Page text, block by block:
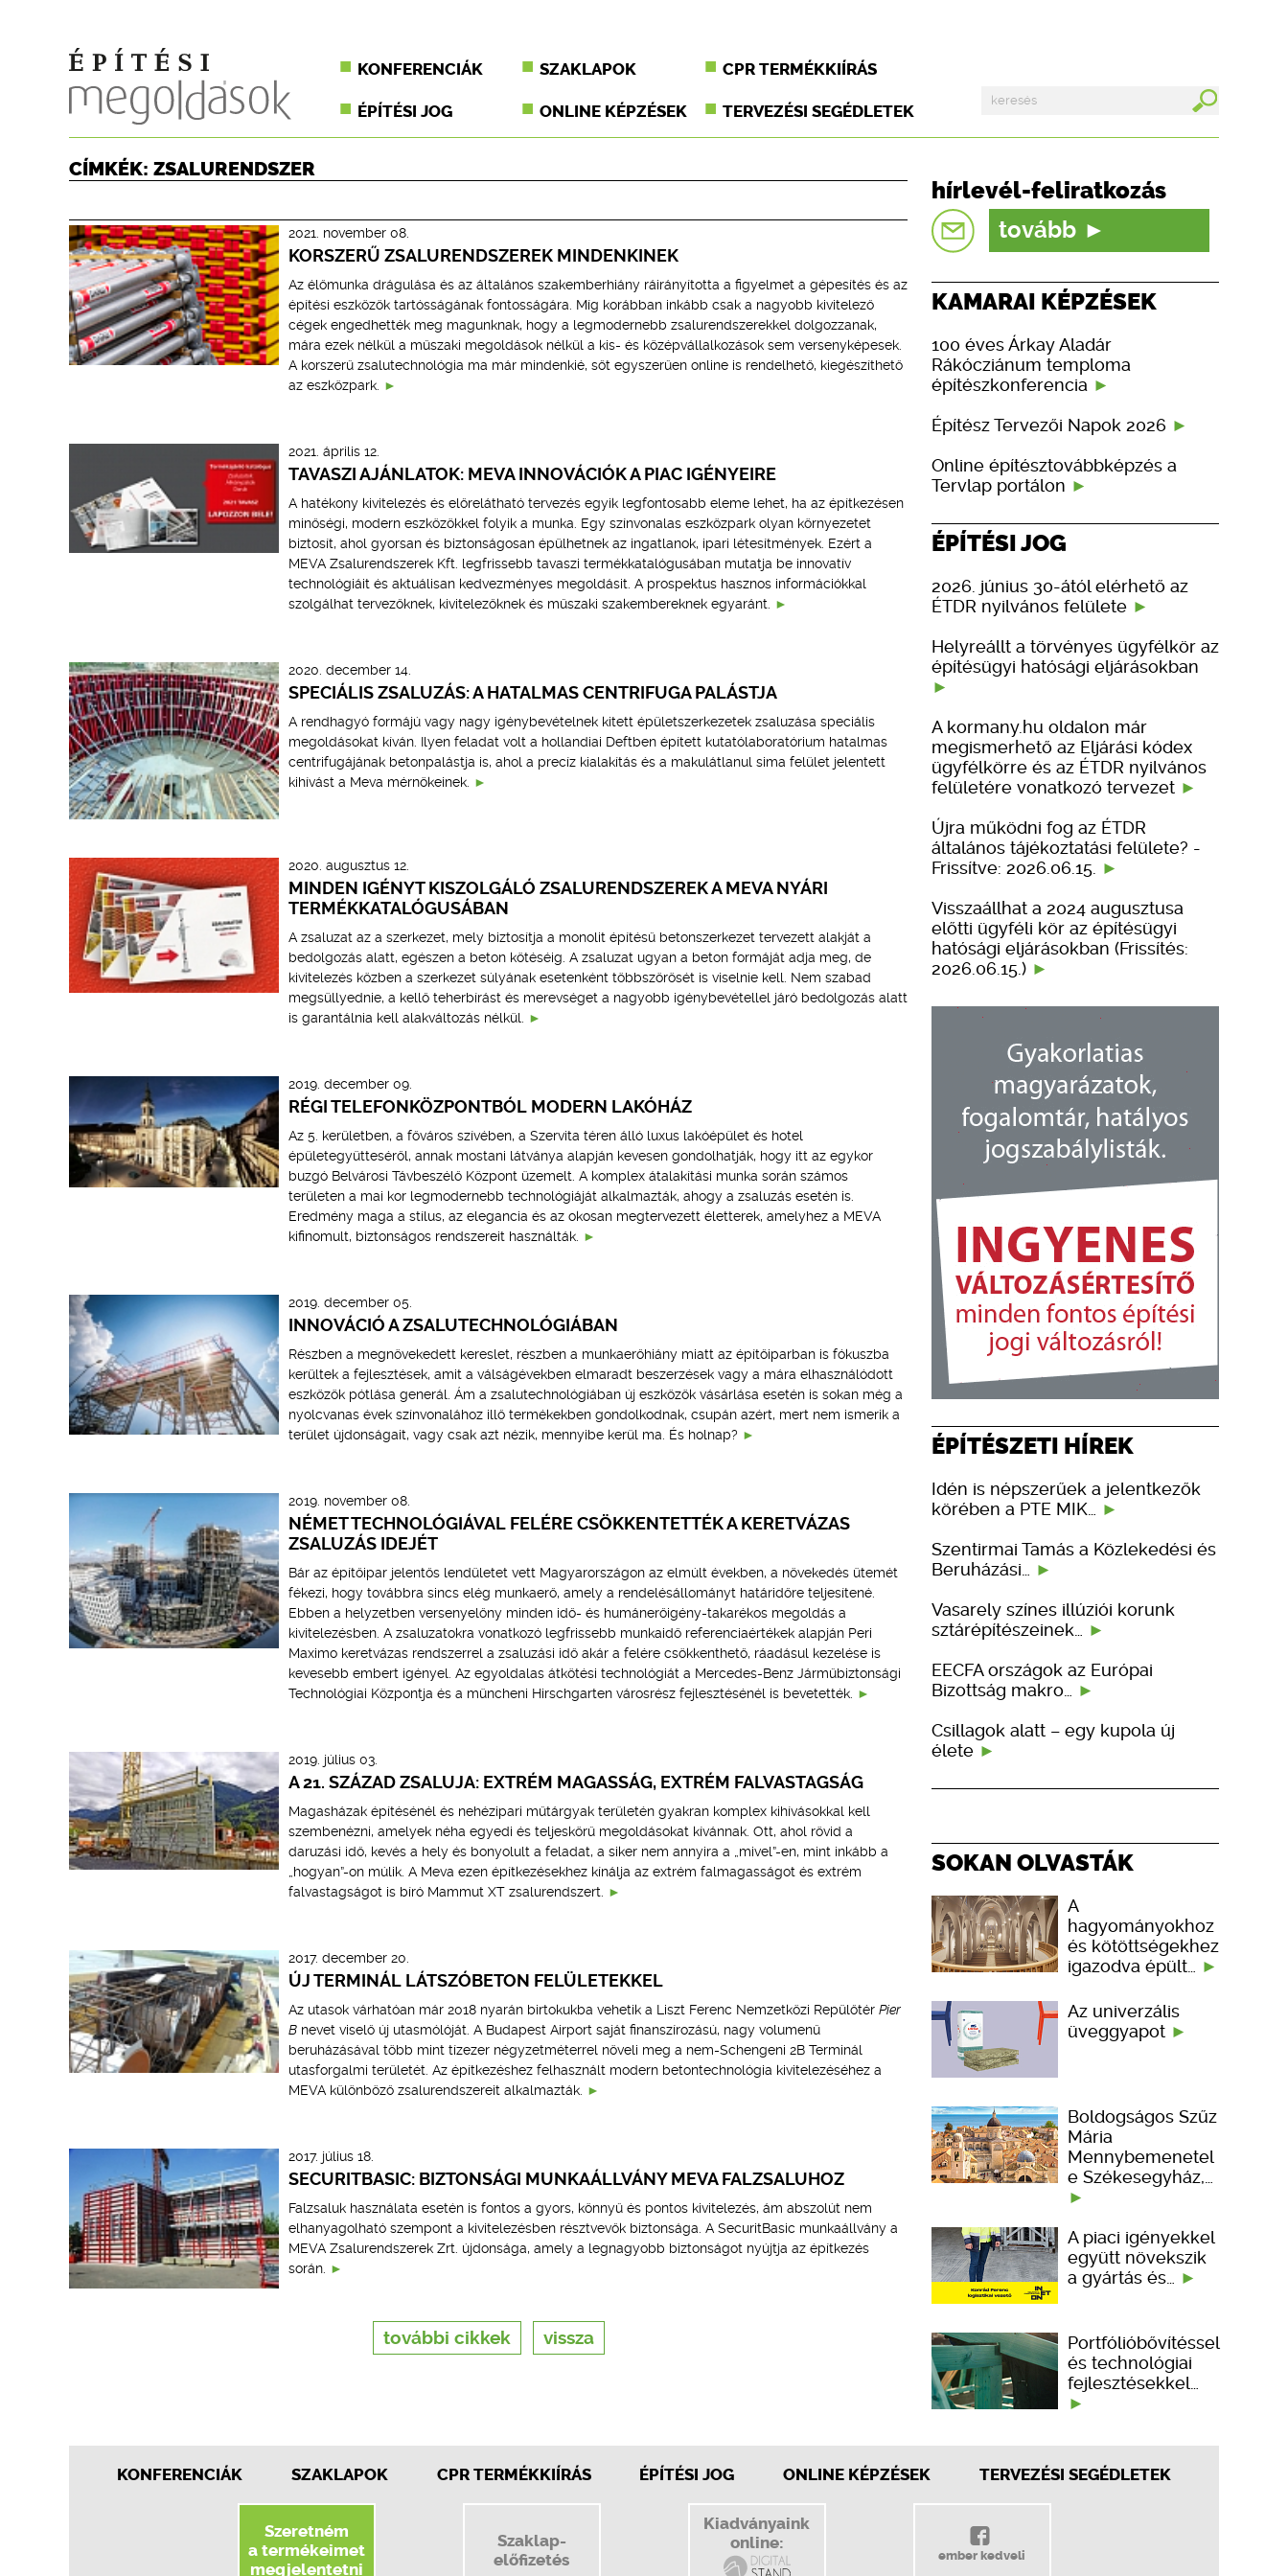
KONFERENCIÁK SZAKLAPOK CPR TERMÉKKIÍRÁS
ÉPÍTÉSI JOG ONLINE KÉPZÉSEK TERVEZÉSI SEGÉDLETEK
CÍMKÉK: ZSALURENDSZER
2021. november 08.
KORSZERŰ ZSALURENDSZEREK MINDENKINEK
Az élőmunka drágulása és az általános szakemberhiány ráirányította a figyelmet a gépesítés és az
építési eszközök tartósságának fontosságára. Míg korábban inkább csak a nagyobb kivitelező
cégek engedhették meg magunknak, hogy a legmodernebb zsalurendszerekkel dolgozzanak,
mára ezek nélkül a műszaki megoldások nélkül a kis- és középvállalkozások sem versenyképesek.
A korszerű zsalutechnológia ma már mindenkié, sőt egyszerűen online is rendelhető, kiegészíthető
az eszközpark.
2021. április 12.
TAVASZI AJÁNLATOK: MEVA INNOVÁCIÓK A PIAC IGÉNYEIRE
A hatékony kivitelezés és előrelátható tervezés egyik legfontosabb eleme lehet, ha az építkezésen
minőségi, modern eszközökkel folyik a munka. Egy színvonalas eszközpark olyan környezetet
biztosít, ahol gyorsan és biztonságosan épülhetnek az ingatlanok, ipari létesítmények. Ezért a
MEVA Zsalurendszerek Kft. legfrissebb tavaszi termékkatalógusában mutatja be innovatív
technológiáit és aktuálisan kedvezményes megoldásit. A prospektus hasznos információkkal
szolgálhat tervezőknek, kivitelezőknek és műszaki szakembereknek egyaránt.
2020. december 14.
SPECIÁLIS ZSALUZÁS: A HATALMAS CENTRIFUGA PALÁSTJA
A rendhagyó formájú vagy nagy igénybevételnek kitett épületszerkezetek zsaluzása speciális
megoldásokat kíván. Ilyen feladat volt a hollandiai Deftben épített kutatólaboratórium hatalmas
centrifugájának betonpalástja is, ahol a precíz kialakítás és a makulátlanul sima felület jelentett
kihívást a Meva mérnökeinek.
2020. augusztus 12.
MINDEN IGÉNYT KISZOLGÁLÓ ZSALURENDSZEREK A MEVA NYÁRI
TERMÉKKATALÓGUSÁBAN
A zsaluzat az a szerkezet, mely biztosítja a monolit építésű betonszerkezet tervezett alakját a
bedolgozás alatt, egészen a beton kötéséig. A zsaluzat ugyan a beton formáját adja meg, de
kivitelezés közben a szerkezet súlyának esetenként többszörösét is viselnie kell. Nem szabad
megsüllyednie, a kellő teherbírást és merevséget a nagyobb igénybevétellel járó bedolgozás alatt
is garantálnia kell alakváltozás nélkül.
2019. december 09.
RÉGI TELEFONKÖZPONTBÓL MODERN LAKÓHÁZ
Az 5. kerületben, a főváros szívében, a Szervita téren álló luxus lakóépület és hotel
épületegyütteséről, annak mostani látványa alapján kevesen gondolhatják, hogy itt az egykor
buzgó Belvárosi Távbeszélő Központ üzemelt. A komplex átalakítási munka során számos
területen a mai kor legmodernebb technológiáját alkalmazták, ahogy a zsaluzás esetén is.
Eredmény maga a stílus, az elegancia és az okosan megtervezett életterek, amelyhez a MEVA
kifinomult, biztonságos rendszereit használták.
2019. december 05.
INNOVÁCIÓ A ZSALUTECHNOLÓGIÁBAN
Részben a megnövekedett kereslet, részben a munkaerőhiány miatt az építőiparban is fókuszba
kerültek a fejlesztések, amit a válságévekben elmaradt beszerzések vagy a mára elhasználódott
eszközök pótlása generál. Ám a zsalutechnológiában új eszközök vásárlása esetén is sokan még a
nyolcvanas évek színvonalához illő termékekben gondolkodnak, csupán azért, mert nem ismerik a
terület újdonságait, vagy csak azt nézik, mennyibe kerül ma. És holnap?
2019. november 08.
NÉMET TECHNOLÓGIÁVAL FELÉRE CSÖKKENTETTÉK A KERETVÁZAS
ZSALUZÁS IDEJÉT
Bár az építőipar jelentős lendületet vett Magyarországon az elmúlt években, a növekedés ütemét
fékezi, hogy továbbra sincs elég munkaerő, amely a rendelésállományt határidőre teljesítené.
Ebben a helyzetben versenyelőny minden idő- és humánerőigény-takarékos megoldás a
kivitelezésben. A zsaluzatokra vonatkozó legfrissebb munkaidő referenciaértékek alapján Peri
Maximo keretvázas rendszerrel a zsaluzási idő akár a felére csökkenthető, ráadásul kezelése is
kevesebb embert igényel. Az egyoldalas átkötési technológiát a Mercedes-Benz Járműbiztonsági
Technológiai Központja és a müncheni Hirschgarten városrész fejlesztésénél is bevetették.
2019. július 03.
A 21. SZÁZAD ZSALUJA: EXTRÉM MAGASSÁG, EXTRÉM FALVASTAGSÁG
Magasházak építésénél és nehézipari műtárgyak területén gyakran komplex kihívásokkal kell
szembenézni, amelyek néha egyedi és teljeskörű megoldásokat kívánnak. Ott, ahol rövid a
daruzási idő, kevés a hely és bonyolult a feladat, a siker nem annyira a „mivel”-en, mint inkább a
„hogyan”-on múlik. A Meva ezen építkezésekhez kínálja az extrém falmagasságot és extrém
falvastagságot is bíró Mammut XT zsalurendszert.
2017. december 20.
ÚJ TERMINÁL LÁTSZÓBETON FELÜLETEKKEL
Az utasok várhatóan már 2018 nyarán birtokukba vehetik a Liszt Ferenc Nemzetközi Repülőtér Pier
Bnevet viselő új utasmólóját. A Budapest Airport saját finanszírozású, nagy volumenű
beruházásával több mint tízezer négyzetméterrel növeli meg a nem-Schengeni 2B Terminál
utasforgalmi területét. Az építkezéshez felhasznált modern betontechnológia kivitelezéséhez a
MEVA különböző zsalurendszereit alkalmazták.
2017. július 18.
SECURITBASIC: BIZTONSÁGI MUNKAÁLLVÁNY MEVA FALZSALUHOZ
Falzsaluk használata esetén is fontos a gyors, könnyű és pontos kivitelezés, ám abszolút nem
elhanyagolható szempont a kivitelezésben résztvevők biztonsága. A SecuritBasic munkaállvány a
MEVA Zsalurendszerek Zrt. újdonsága, amely a legnagyobb biztonságot nyújtja az építkezés
során.
további cikkek vissza
hírlevél-feliratkozás
tovább
KAMARAI KÉPZÉSEK
100 éves Árkay Aladár
Rákócziánum temploma
építészkonferencia
Építész Tervezői Napok 2026
Online építésztovábbképzés a
Tervlap portálon
ÉPÍTÉSI JOG
2026. június 30-ától elérhető az
ÉTDR nyilvános felülete
Helyreállt a törvényes ügyfélkör az
építésügyi hatósági eljárásokban
A kormany.hu oldalon már
megismerhető az Eljárási kódex
ügyfélkörre és az ÉTDR nyilvános
felületére vonatkozó tervezet
Újra működni fog az ÉTDR
általános tájékoztatási felülete? -
Frissítve: 2026.06.15.
Visszaállhat a 2024 augusztusa
előtti ügyféli kör az építésügyi
hatósági eljárásokban (Frissítés:
2026.06.15.)
ÉPÍTÉSZETI HÍREK
Idén is népszerűek a jelentkezők
körében a PTE MIK…
Szentirmai Tamás a Közlekedési és
Beruházási…
Vasarely színes illúziói korunk
sztárépítészeinek…
EECFA országok az Európai
Bizottság makro…
Csillagok alatt – egy kupola új
élete
SOKAN OLVASTÁK
A
hagyományokhoz
és kötöttségekhez
igazodva épült…
Az univerzális
üveggyapot
Boldogságos Szűz
Mária
Mennybemenetel
e Székesegyház,…
A piaci igényekkel
együtt növekszik
a gyártás és…
Portfólióbővítéssel
és technológiai
fejlesztésekkel…
KONFERENCIÁK SZAKLAPOK CPR TERMÉKKIÍRÁS ÉPÍTÉSI JOG ONLINE KÉPZÉSEK TERVEZÉSI SEGÉDLETEK
Szeretném
a termékeimet
megjelentetni
Szaklap-
előfizetés
Kiadványaink
online:
ember kedveli